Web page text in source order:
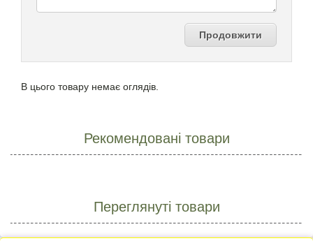
Продовжити
В цього товару немає оглядів.
Рекомендовані товари
Переглянуті товари